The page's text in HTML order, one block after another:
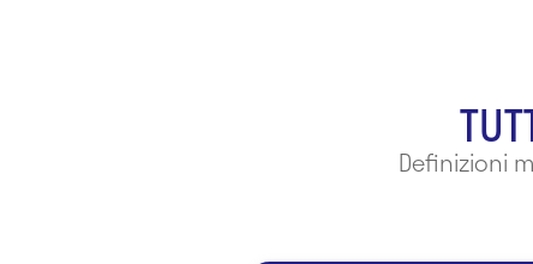
Definizioni